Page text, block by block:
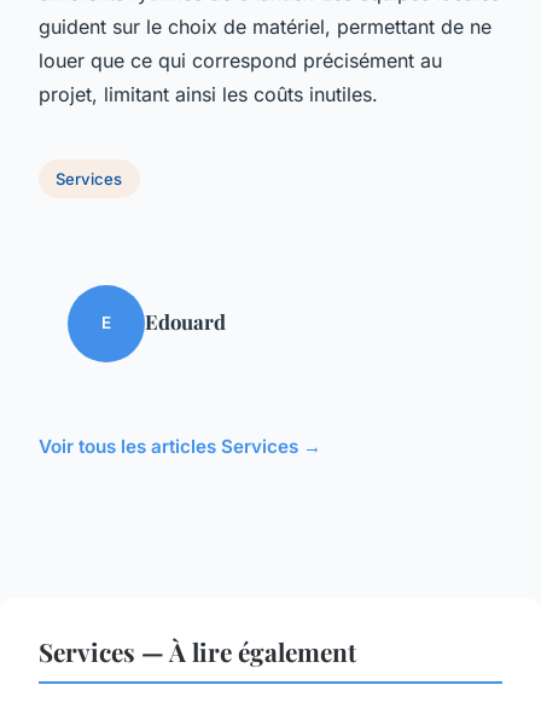
guident sur le choix de matériel, permettant de ne
louer que ce qui correspond précisément au
projet, limitant ainsi les coûts inutiles.
Services
E Edouard
Voir tous les articles Services →
Services — À lire également